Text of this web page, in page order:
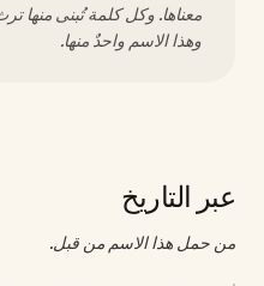
معناها. وكل كلمة تُبنى منها
وهذا الاسم واحدٌ منها.
عبر التاريخ
من حمل هذا الاسم من قبل.